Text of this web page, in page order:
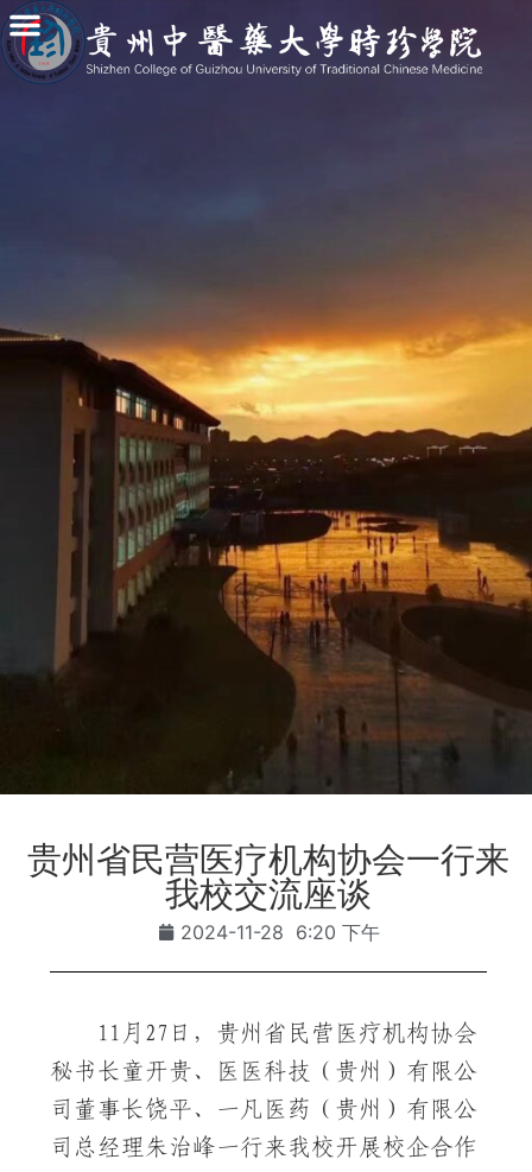
贵州省民营医疗机构协会一行来
我校交流座谈
2024-11-28 6:20 下午
11月27日，贵州省民营医疗机构协会
秘书长童开贵、医医科技（贵州）有限公
司董事长饶平、一凡医药（贵州）有限公
司总经理朱治峰一行来我校开展校企合作